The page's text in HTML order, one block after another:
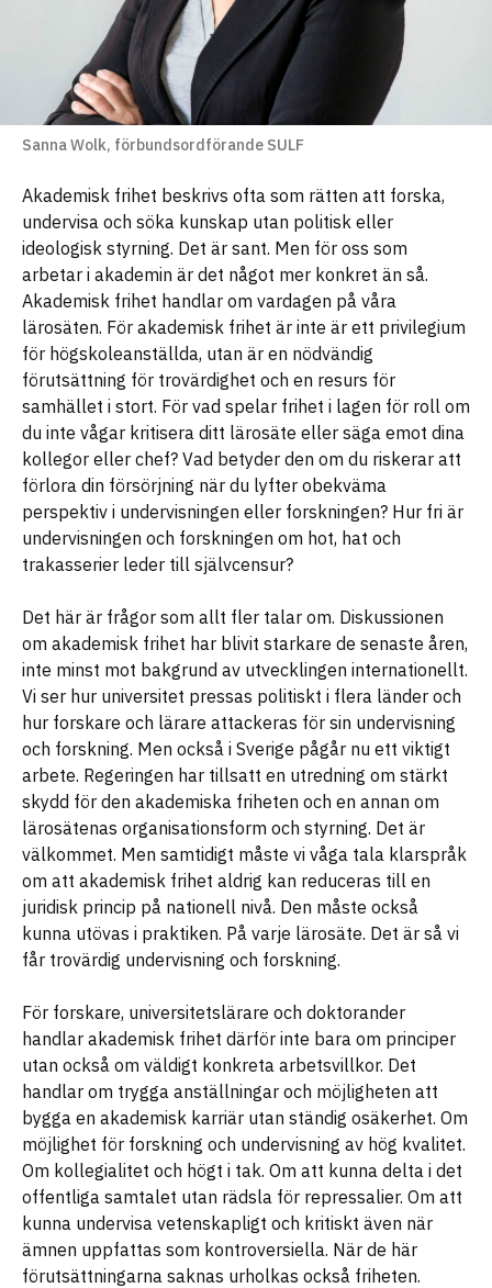
Sanna Wolk, förbundsordförande SULF
Akademisk frihet beskrivs ofta som rätten att forska,
undervisa och söka kunskap utan politisk eller
ideologisk styrning. Det är sant. Men för oss som
arbetar i akademin är det något mer konkret än så.
Akademisk frihet handlar om vardagen på våra
lärosäten. För akademisk frihet är inte är ett privilegium
för högskoleanställda, utan är en nödvändig
förutsättning för trovärdighet och en resurs för
samhället i stort. För vad spelar frihet i lagen för roll om
du inte vågar kritisera ditt lärosäte eller säga emot dina
kollegor eller chef? Vad betyder den om du riskerar att
förlora din försörjning när du lyfter obekväma
perspektiv i undervisningen eller forskningen? Hur fri är
undervisningen och forskningen om hot, hat och
trakasserier leder till självcensur?
Det här är frågor som allt fler talar om. Diskussionen
om akademisk frihet har blivit starkare de senaste åren,
inte minst mot bakgrund av utvecklingen internationellt.
Vi ser hur universitet pressas politiskt i flera länder och
hur forskare och lärare attackeras för sin undervisning
och forskning. Men också i Sverige pågår nu ett viktigt
arbete. Regeringen har tillsatt en utredning om stärkt
skydd för den akademiska friheten och en annan om
lärosätenas organisationsform och styrning. Det är
välkommet. Men samtidigt måste vi våga tala klarspråk
om att akademisk frihet aldrig kan reduceras till en
juridisk princip på nationell nivå. Den måste också
kunna utövas i praktiken. På varje lärosäte. Det är så vi
får trovärdig undervisning och forskning.
För forskare, universitetslärare och doktorander
handlar akademisk frihet därför inte bara om principer
utan också om väldigt konkreta arbetsvillkor. Det
handlar om trygga anställningar och möjligheten att
bygga en akademisk karriär utan ständig osäkerhet. Om
möjlighet för forskning och undervisning av hög kvalitet.
Om kollegialitet och högt i tak. Om att kunna delta i det
offentliga samtalet utan rädsla för repressalier. Om att
kunna undervisa vetenskapligt och kritiskt även när
ämnen uppfattas som kontroversiella. När de här
förutsättningarna saknas urholkas också friheten.